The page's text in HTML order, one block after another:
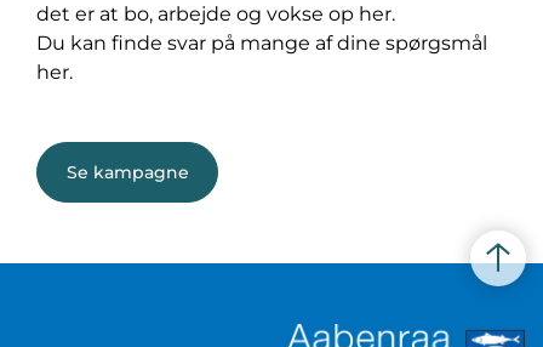
det er at bo, arbejde og vokse op her.
Du kan finde svar på mange af dine spørgsmål
her.
Se kampagne